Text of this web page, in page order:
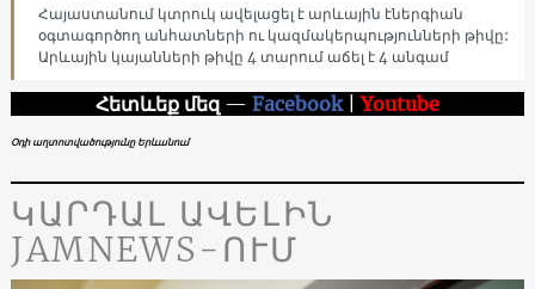
Հայաստանում կտրուկ ավելացել է արևային էներգիան
օգտագործող անհատների ու կազմակերպությունների թիվը:
Արևային կայանների թիվը 4 տարում աճել է 4 անգամ
Հետևեք մեզ — Facebook |Youtube
Օդի աղտոտվածությունը Երևանում
ԿԱՐԴԱԼ ԱՎԵԼԻՆ
JAMNEWS-ՈՒՄ